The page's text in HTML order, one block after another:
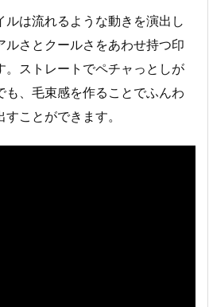
ルは流れるような動きを演出し
ルさとクールさをあわせ持つ印
。ストレートでペチャっとしが
も、毛束感を作ることでふんわ
ことができます。